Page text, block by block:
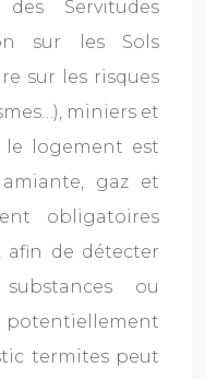
des Servitudes
sur les Sols
sur les risques
miniers et
le logement est
gaz et
obligatoires
afin de détecter
ou
termites peut